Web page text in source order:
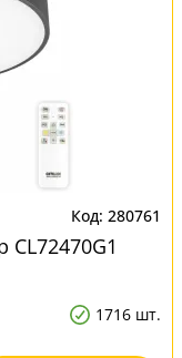
280761
1716 шт.